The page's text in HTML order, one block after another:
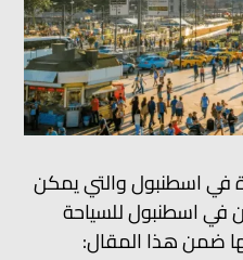
في اسطنبول والتي يمكن
في اسطنبول للسياحة
ضمن هذا المقال: